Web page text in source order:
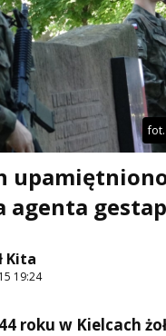
agenta
Kita
19:24
roku w Kielcach